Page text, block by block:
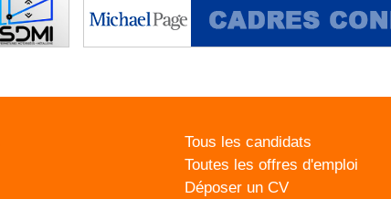
Tous les candidats
Toutes les offres d'emploi
Déposer un CV